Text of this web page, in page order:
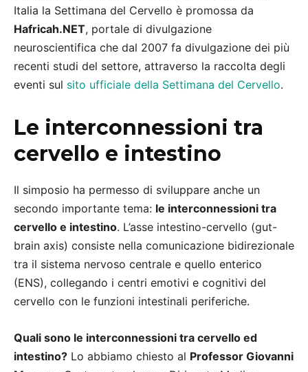
Italia la Settimana del Cervello è promossa da
Hafricah.NET, portale di divulgazione
neuroscientifica che dal 2007 fa divulgazione dei più
recenti studi del settore, attraverso la raccolta degli
eventi sul sito ufficiale della Settimana del Cervello.
Le interconnessioni tra
cervello e intestino
Il simposio ha permesso di sviluppare anche un
secondo importante tema: le interconnessioni tra
cervello e intestino. L’asse intestino-cervello (gut-
brain axis) consiste nella comunicazione bidirezionale
tra il sistema nervoso centrale e quello enterico
(ENS), collegando i centri emotivi e cognitivi del
cervello con le funzioni intestinali periferiche.
Quali sono le interconnessioni tra cervello ed
intestino? Lo abbiamo chiesto al Professor Giovanni